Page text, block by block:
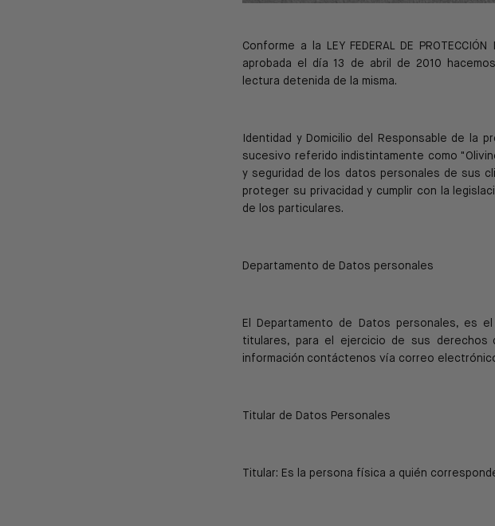
Conforme a la LEY FEDERAL DE PROTECCIÓN
aprobada el día 13 de abril de 2010
lectura detenida de la misma.
Identidad y Domicilio del Responsable de la
sucesivo referido indistintamente como
y seguridad de
los datos personales de sus
proteger su privacidad y cumplir con la
de los particulares.
Departamento de Datos personales
El Departamento de Datos personales, es
titulares, para el ejercicio de sus derechos
información contáctenos vía correo
Titular de Datos Personales
Titular: Es la persona física a quién